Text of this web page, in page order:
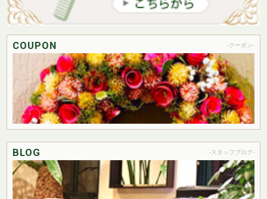
COUPON -クーポン-
BLOG -スタッフブログ-